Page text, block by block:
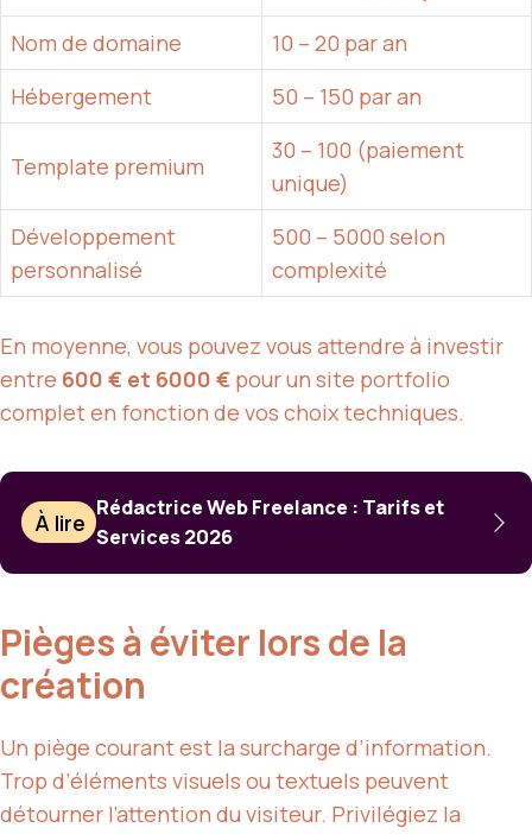
Nom de domaine
10 – 20 par an
Hébergement
50 – 150 par an
Template premium
30 – 100 (paiement
unique)
Développement
personnalisé
500 – 5000 selon
complexité
En moyenne, vous pouvez vous attendre à investir
entre 600 € et 6000 € pour un site portfolio
complet en fonction de vos choix techniques.
À lire
Rédactrice Web Freelance : Tarifs et
Services 2026
Pièges à éviter lors de la
création
Un piège courant est la surcharge d’information.
Trop d’éléments visuels ou textuels peuvent
détourner l’attention du visiteur. Privilégiez la